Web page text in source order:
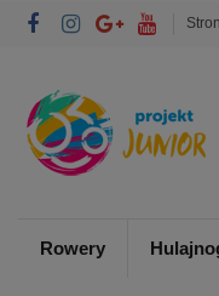
Rowery